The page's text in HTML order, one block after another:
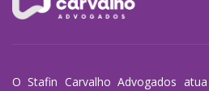
O Stafin Carvalho Advogados